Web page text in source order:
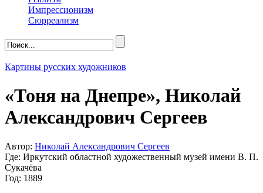
Импрессионизм
Сюрреализм
Картины русских художников
«Тоня на Днепре», Николай
Александрович Сергеев
Автор: Николай Александрович Сергеев
Где: Иркутский областной художественный музей имени В. П.
Сукачёва
Год: 1889